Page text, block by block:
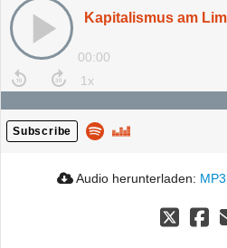
00:00
Subscribe
Audio herunterladen: MP3